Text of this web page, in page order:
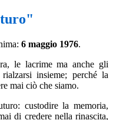
6 maggio 1976.
le lacrime ma anche gli
insieme; perché la
mai ciò che siamo.
custodire la memoria,
di credere nella rinascita,